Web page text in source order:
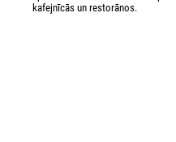
kafejnīcās un restorānos.